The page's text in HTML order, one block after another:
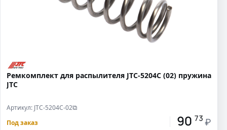
Ремкомплект для распылителя JTC-5204C (02) пружина
JTC
Артикул: JTC-5204C-02⧉
Под заказ 90 73 ₽